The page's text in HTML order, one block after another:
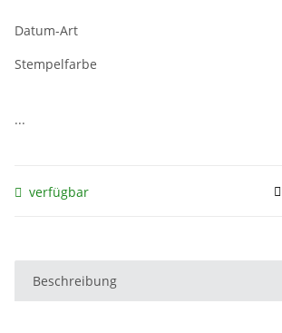
Datum-Art
Stempelfarbe
...
verfügbar
Beschreibung